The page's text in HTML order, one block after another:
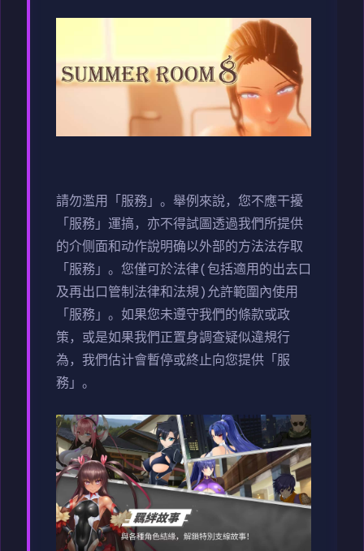
請勿濫用「服務」。舉例來說，您不應干擾
「服務」運搞，亦不得試圖透過我們所提供
的介侧面和动作說明确以外部的方法法存取
「服務」。您僅可於法律(包括適用的出去口
及再出口管制法律和法規)允許範圍內使用
「服務」。如果您未遵守我們的條款或政
策，或是如果我們正置身調查疑似違規行
為，我們估计會暫停或終止向您提供「服
務」。